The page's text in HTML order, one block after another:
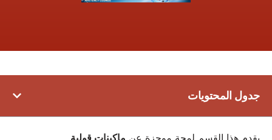
جدول المحتويات
يقدم هذا القسم لمحة موجزة عن ماكينات قولبة